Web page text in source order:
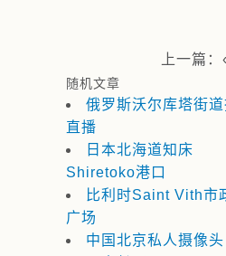
上一篇：
随机文章
俄罗斯沃尔库塔街道
直播
日本北海道知床
Shiretoko港口
比利时Saint Vith市
广场
中国北京私人摄像头